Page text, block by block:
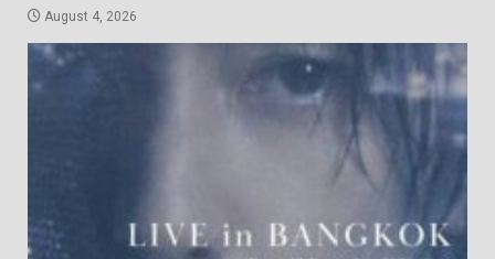
August 4, 2026